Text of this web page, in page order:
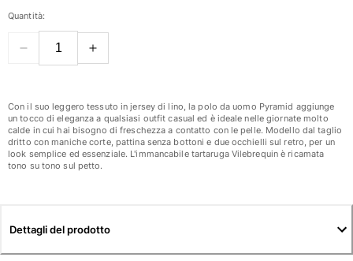
Slips
Vedi tutti i Costumi da bagno
Abbigliamento
Abiti
Quantità:
Con il suo leggero tessuto in jersey di lino, la polo da uomo Pyramid aggiunge
un tocco di eleganza a qualsiasi outfit casual ed è ideale nelle giornate molto
calde in cui hai bisogno di freschezza a contatto con le pelle. Modello dal taglio
dritto con maniche corte, pattina senza bottoni e due occhielli sul retro, per un
look semplice ed essenziale. L'immancabile tartaruga Vilebrequin è ricamata
tono su tono sul petto.
Dettagli del prodotto